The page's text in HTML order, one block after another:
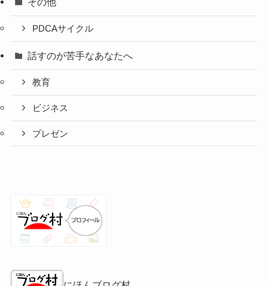
PDCAサイクル
話すのが苦手なあなたへ
教育
ビジネス
プレゼン